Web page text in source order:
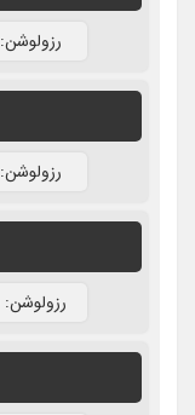
رزولوشن: 480p
رزولوشن: 720p
رزولوشن: 1080p